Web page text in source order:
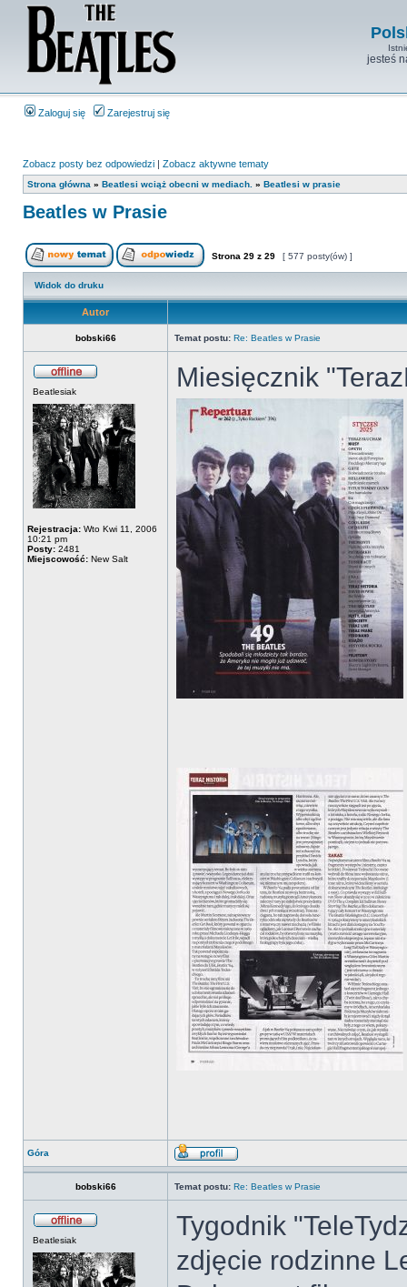
jesteś
Zaloguj się Zarejestruj się
Zobacz posty bez odpowiedzi | Zobacz aktywne tematy
Strona główna » Beatlesi wciąż obecni w mediach. » Beatlesi w prasie
Beatles w Prasie
Strona 29 z 29 [ 577 posty(ów) ]
Widok do druku
Autor
bobski66 Temat postu: Re: Beatles w Prasie
Beatlesiak
Rejestracja: Wto Kwi 11, 2006
10:21 pm
Posty: 2481
Miejscowość: New Salt
Miesięcznik
Góra
bobski66 Temat postu: Re: Beatles w Prasie
Beatlesiak
Tygodnik
zdjęcie rodzinne